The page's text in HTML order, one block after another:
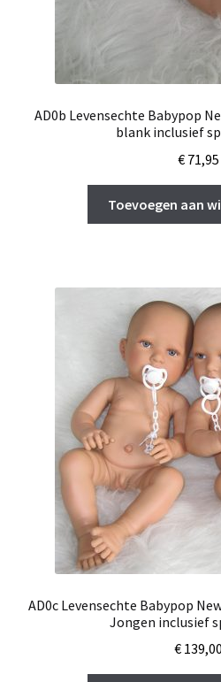
AD0b Levensechte Babypop
blank inclusief
€71,95
Toevoegen aan
AD0c Levensechte Babypop
Jongen inclusief
€139,00